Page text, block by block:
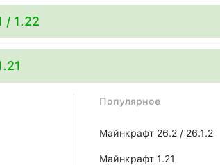
/ 1.22
Популярное
Майнкрафт 26.2 / 26.1.2
Майнкрафт 1.21